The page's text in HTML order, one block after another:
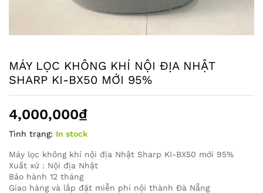
MÁY LỌC KHÔNG KHÍ NỘI ĐỊA NHẬT
SHARP KI-BX50 MỚI 95%
4,000,000₫
Tình trạng: In stock
Máy lọc không khí nội địa Nhật Sharp KI-BX50 mới 95%
Xuất xứ : Nội địa Nhật
Bảo hành 12 tháng
Giao hàng và lắp đặt miễn phí nội thành Đà Nẵng